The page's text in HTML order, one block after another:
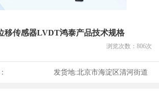
移传感器LVDT鸿泰产品技术规格
浏览次数： 806次
发货地:北京市海淀区清河街道